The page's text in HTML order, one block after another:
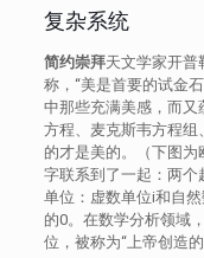
复杂系统
简约崇拜天文学家开普
称，“美是首要的试金
中那些充满美感，而
方程、麦克斯韦方程
的才是美的。（下图
字联系到了一起：两
单位：虚数单位i和自
的0。在数学分析领域
位，被称为“上帝创造的